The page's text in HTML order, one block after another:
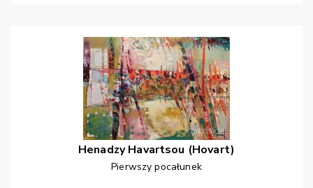
Henadzy Havartsou (Hovart)
Pierwszy pocałunek